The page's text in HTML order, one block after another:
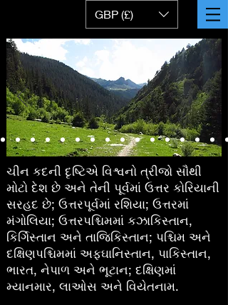
GBP (£)
ચીન કદની દૃષ્ટિએ વિશ્વનો ત્રીજો સૌથી
મોટો દેશ છે અને તેની પૂર્વમાં ઉત્તર કોરિયાની
સરહદ છે; ઉત્તરપૂર્વમાં રશિયા; ઉત્તરમાં
મંગોલિયા; ઉત્તરપશ્ચિમમાં કઝાકિસ્તાન,
કિર્ગિસ્તાન અને તાજિકિસ્તાન; પશ્ચિમ અને
દક્ષિણપશ્ચિમમાં અફઘાનિસ્તાન, પાકિસ્તાન,
ભારત, નેપાળ અને ભૂટાન; દક્ષિણમાં
મ્યાનમાર, લાઓસ અને વિયેતનામ.